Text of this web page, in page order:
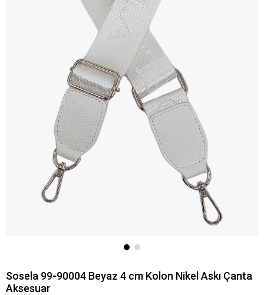
Sosela 99-90004 Beyaz 4 cm Kolon Nikel Askı Çanta
Aksesuar